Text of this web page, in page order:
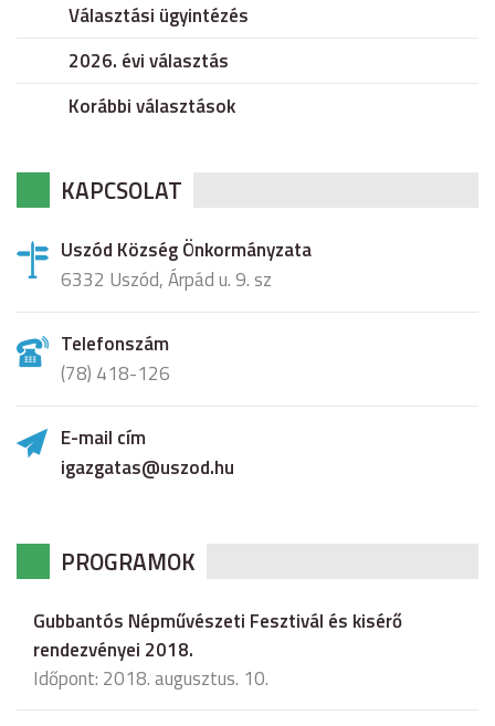
Választási ügyintézés
2026. évi választás
Korábbi választások
KAPCSOLAT
Uszód Község Önkormányzata
6332 Uszód, Árpád u. 9. sz
Telefonszám
(78) 418-126
E-mail cím
igazgatas@uszod.hu
PROGRAMOK
Gubbantós Népművészeti Fesztivál és kisérő
rendezvényei 2018.
Időpont: 2018. augusztus. 10.